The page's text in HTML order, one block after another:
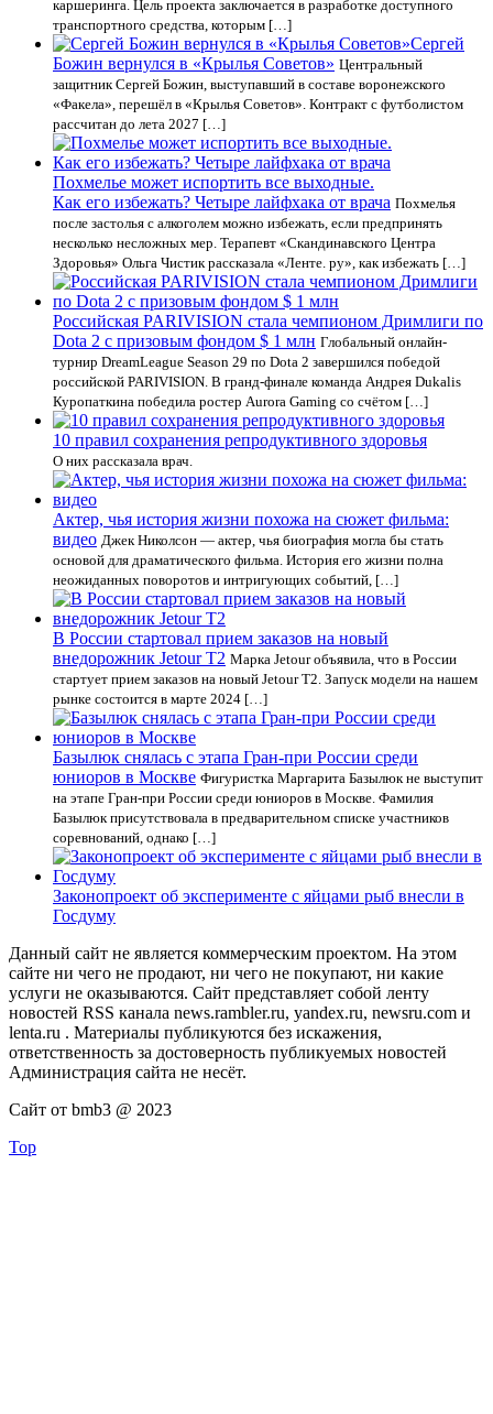
каршеринга. Цель проекта заключается в разработке доступного
транспортного средства, которым […]
Сергей
Божин вернулся в «Крылья Советов» Центральный
защитник Сергей Божин, выступавший в составе воронежского
«Факела», перешёл в «Крылья Советов». Контракт с футболистом
рассчитан до лета 2027 […]
Похмелье может испортить все выходные.
Как его избежать? Четыре лайфхака от врача Похмелья
после застолья с алкоголем можно избежать, если предпринять
несколько несложных мер. Терапевт «Скандинавского Центра
Здоровья» Ольга Чистик рассказала «Ленте. ру», как избежать […]
Российская PARIVISION стала чемпионом Дримлиги по
Dota 2 с призовым фондом $ 1 млн Глобальный онлайн-
турнир DreamLeague Season 29 по Dota 2 завершился победой
российской PARIVISION. В гранд-финале команда Андрея Dukalis
Куропаткина победила ростер Aurora Gaming со счётом […]
10 правил сохранения репродуктивного здоровья
О них рассказала врач.
Актер, чья история жизни похожа на сюжет фильма:
видео Джек Николсон — актер, чья биография могла бы стать
основой для драматического фильма. История его жизни полна
неожиданных поворотов и интригующих событий, […]
В России стартовал прием заказов на новый
внедорожник Jetour T2 Марка Jetour объявила, что в России
стартует прием заказов на новый Jetour T2. Запуск модели на нашем
рынке состоится в марте 2024 […]
Базылюк снялась с этапа Гран‑при России среди
юниоров в Москве Фигуристка Маргарита Базылюк не выступит
на этапе Гран‑при России среди юниоров в Москве. Фамилия
Базылюк присутствовала в предварительном списке участников
соревнований, однако […]
Законопроект об эксперименте с яйцами рыб внесли в
Госдуму
Данный сайт не является коммерческим проектом. На этом
сайте ни чего не продают, ни чего не покупают, ни какие
услуги не оказываются. Сайт представляет собой ленту
новостей RSS канала news.rambler.ru, yandex.ru, newsru.com и
lenta.ru . Материалы публикуются без искажения,
ответственность за достоверность публикуемых новостей
Администрация сайта не несёт.
Сайт от bmb3 @ 2023
Top